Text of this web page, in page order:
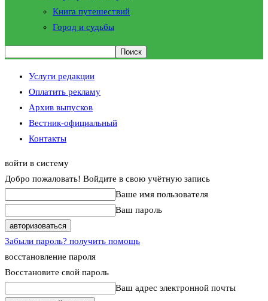
Книга путешествий
Город и судьбы
Услуги редакции
Оплатить рекламу
Архив выпусков
Вестник-официальный
Контакты
войти в систему
Добро пожаловать! Войдите в свою учётную запись
Ваше имя пользователя
Ваш пароль
Забыли пароль? получить помощь
восстановление пароля
Восстановите свой пароль
Ваш адрес электронной почты